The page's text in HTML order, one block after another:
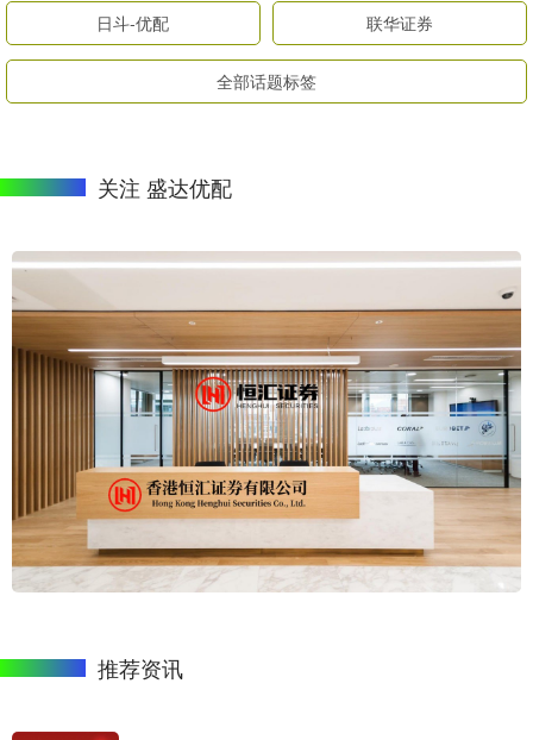
日斗-优配 联华证券
全部话题标签
关注 盛达优配
推荐资讯